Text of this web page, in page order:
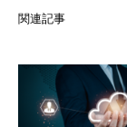
関連記事